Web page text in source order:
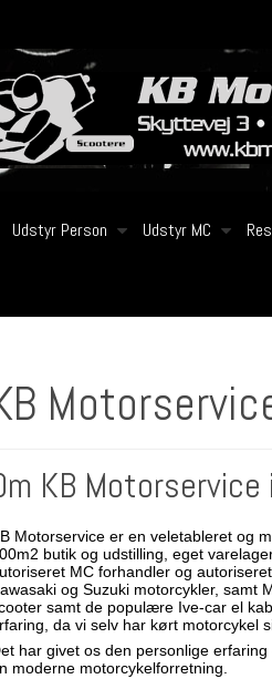
Udstyr Person Udstyr MC
KB
Motorservice er en veletableret og
butik og udstilling, eget
MC forhandler og
og Suzuki motorcykler, samt
samt de populære Ive-car el
da vi selv har kørt motorcykel
har givet os den personlige
moderne motorcykelforretning.​